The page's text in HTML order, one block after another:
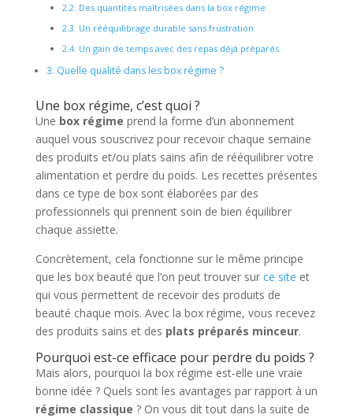
2.2. Des quantités maîtrisées dans la box régime
2.3. Un rééquilibrage durable sans frustration
2.4. Un gain de temps avec des repas déjà préparés
3. Quelle qualité dans les box régime ?
Une box régime, c’est quoi ?
Une box régime prend la forme d’un abonnement
auquel vous souscrivez pour recevoir chaque semaine
des produits et/ou plats sains afin de rééquilibrer votre
alimentation et perdre du poids. Les recettes présentes
dans ce type de box sont élaborées par des
professionnels qui prennent soin de bien équilibrer
chaque assiette.
Concrètement, cela fonctionne sur le même principe
que les box beauté que l’on peut trouver sur ce site et
qui vous permettent de recevoir des produits de
beauté chaque mois. Avec la box régime, vous recevez
des produits sains et des plats préparés minceur.
Pourquoi est-ce efficace pour perdre du poids ?
Mais alors, pourquoi la box régime est-elle une vraie
bonne idée ? Quels sont les avantages par rapport à un
régime classique ? On vous dit tout dans la suite de